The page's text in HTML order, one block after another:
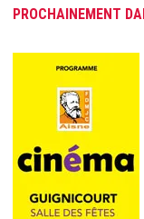
PROCHAINEMENT